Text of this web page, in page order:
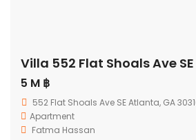
Villa 552 Flat Shoals Ave
5 M ฿
552 Flat Shoals Ave SE Atlanta, GA
Apartment
Fatma Hassan